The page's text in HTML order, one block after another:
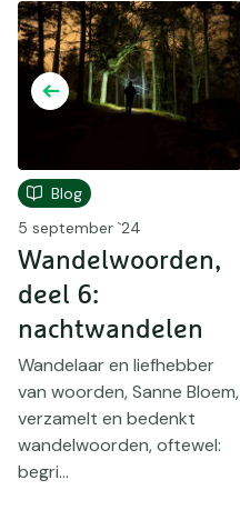
Blog
5 september `24
Wandelwoorden,
deel 6:
nachtwandelen
Wandelaar en liefhebber
van woorden, Sanne Bloem,
verzamelt en bedenkt
wandelwoorden, oftewel:
begri...